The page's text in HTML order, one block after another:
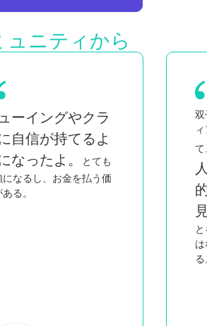
ュニティから
の母親であり、黒人でク
の女性でもある私にとっ
私と同じような
ちが知的で情熱
教えているのを